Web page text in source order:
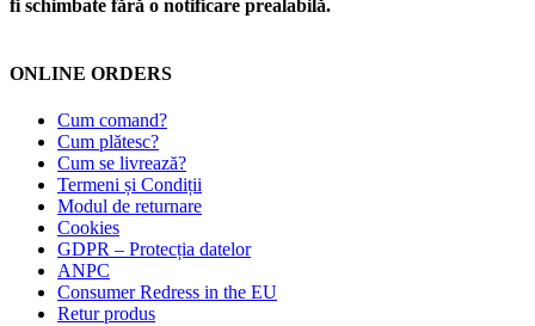
fi schimbate fără o notificare prealabilă.
ONLINE ORDERS
Cum comand?
Cum plătesc?
Cum se livrează?
Termeni și Condiții
Modul de returnare
Cookies
GDPR – Protecția datelor
ANPC
Consumer Redress in the EU
Retur produs